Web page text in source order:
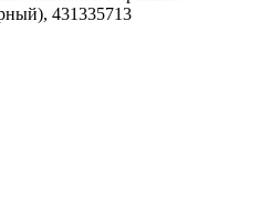
431335713